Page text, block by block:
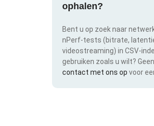
ophalen?
Bent u op zoek naar
nPerf-tests (bitrate,
videostreaming) in CSV-
gebruiken zoals u wilt?
contact met ons op voor